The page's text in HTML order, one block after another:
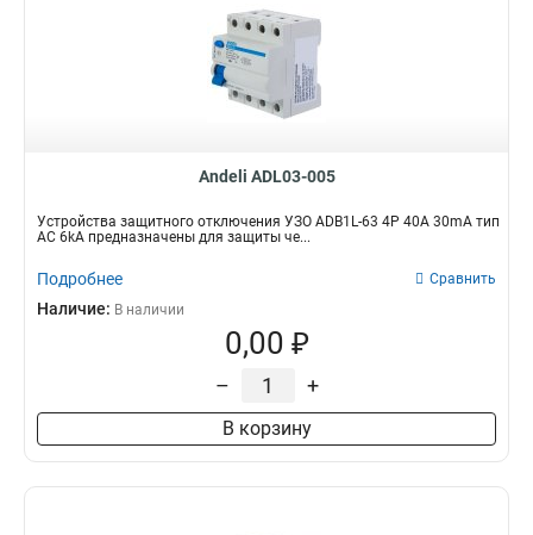
Andeli ADL03-005
Устройства защитного отключения УЗО ADB1L-63 4P 40A 30mA тип
AC 6kA предназначены для защиты че...
Подробнее Сравнить
Наличие: В наличии
0,00 ₽
– +
В корзину